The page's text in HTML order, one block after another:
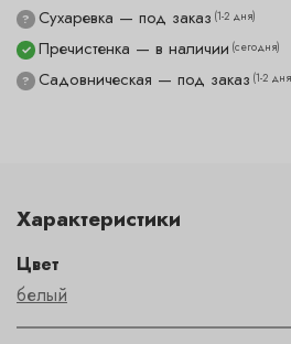
✓ Пречистенка — в наличии (сегодня)
? Садовническая — под заказ (1-2
? Сухаревка — под заказ (1-2 дня)
Характеристики
Цвет
белый